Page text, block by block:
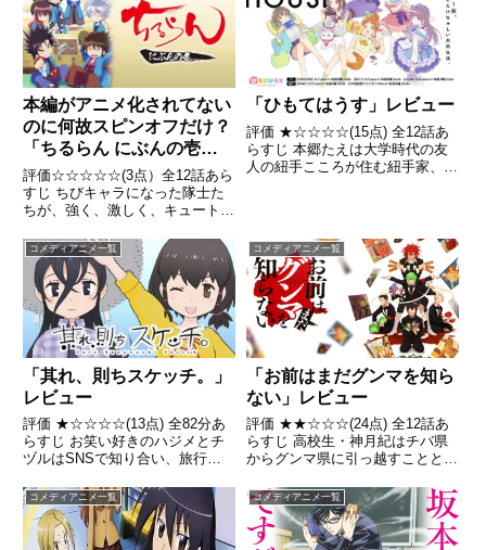
決!
本編がアニメ化されてない
のに何故スピンオフだけ？
「ちるらん にぶんの壱」
レビュー
評価☆☆☆☆☆(3点）全12話あら
すじ ちびキャラになった隊士た
ちが、強く、激しく、キュートに
「ひもてはうす」レビュー
評価 ★☆☆☆☆(15点) 全12話あ
らすじ 本郷たえは大学時代の友
人の紐手こころが住む紐手家、通
コメディアニメ一覧
「其れ、則ちスケッチ。」
レビュー
評価 ★☆☆☆☆(13点) 全82分あ
らすじ お笑い好きのハジメとチ
ヅルはSNSで知り合い、旅行に
まう。2人は島をめぐりつつ、記
録としてコント動画を撮り始める
引用- Wikipedia
コメディアニメ一覧
「お前はまだグンマを知ら
ない」レビュー
評価 ★★☆☆☆(24点) 全12話あ
らすじ 高校生・神月紀はチバ県
からグンマ県に引っ越すこととな
コメディアニメ一覧 コメディアニメ一覧